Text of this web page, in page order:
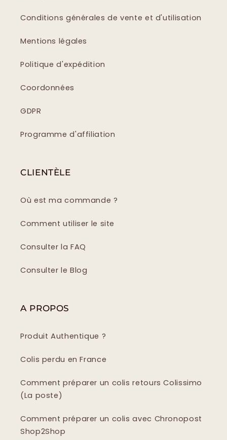
Conditions générales de vente et d'utilisation
Mentions légales
Politique d'expédition
Coordonnées
GDPR
Programme d'affiliation
CLIENTÈLE
Où est ma commande ?
Comment utiliser le site
Consulter la FAQ
Consulter le Blog
A PROPOS
Produit Authentique ?
Colis perdu en France
Comment préparer un colis retours Colissimo
(La poste)
Comment préparer un colis avec Chronopost
Shop2Shop